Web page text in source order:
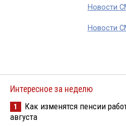
Новости
Новости
Интересное за неделю
1
Как изменятся пенсии
августа